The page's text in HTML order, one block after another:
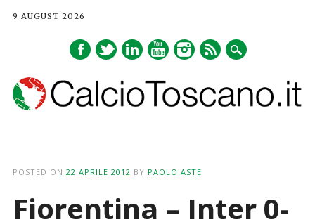
9 AUGUST 2026
POSTED ON 22 APRILE 2012 BY PAOLO ASTE
Fiorentina – Inter 0-